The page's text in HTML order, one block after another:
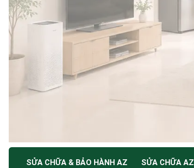
TRUNG TÂM BẢO HÀNH ĐIỆN MÁY HÀ NỘI
SỬA CHỮA & BẢO HÀNH AZ SỬA CHỮA AZ